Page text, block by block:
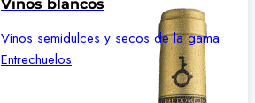
Vinos blancos
Vinos semidulces y secos de la gama
Entrechuelos